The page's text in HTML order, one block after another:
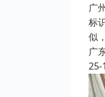
广
标
似
广
25-